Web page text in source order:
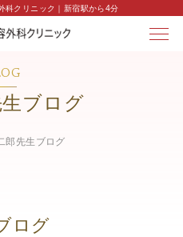
科クリニック｜新宿駅から4分
ブログ
郎先生ブログ
ログ